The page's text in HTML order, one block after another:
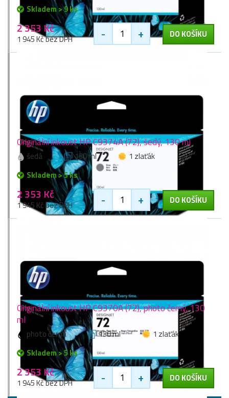
Skladem > 9 ks
2 353 Kč
1 945 Kč bez DPH - + DO KOŠÍKU
Originální inkoust HP C9374A (72), šedý, 130 ml
šedá 130 ml
1 zlaťák
Skladem > 5 ks
2 353 Kč
1 945 Kč bez DPH - + DO KOŠÍKU
Originální inkoust HP C9370A (72), photo černý, 130
ml
photo černá 130 ml
1 zlaťák
Skladem > 5 ks
2 353 Kč
1 945 Kč bez DPH - + DO KOŠÍKU